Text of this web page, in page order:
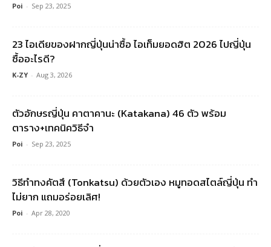
Poi - Sep 23, 2025
23 ไอเดียของฝากญี่ปุ่นน่าซื้อ ไอเท็มยอดฮิต 2026 ไปญี่ปุ่น
ซื้ออะไรดี?
K-ZY - Aug 3, 2026
ตัวอักษรญี่ปุ่น คาตาคานะ (Katakana) 46 ตัว พร้อม
ตาราง+เทคนิควิธีจำ
Poi - Sep 23, 2025
วิธีทำทงคัตสึ (Tonkatsu) ด้วยตัวเอง หมูทอดสไตล์ญี่ปุ่น ทำ
ไม่ยาก แถมอร่อยเลิศ!
Poi - Apr 28, 2020